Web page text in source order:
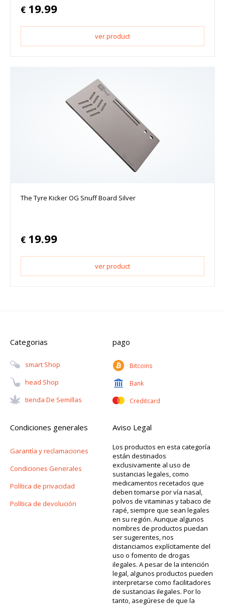
€ 19.99
ver product
The Tyre Kicker OG Snuff Board Silver
€ 19.99
ver product
Categorias
Smart Shop
Head Shop
Tienda De Semillas
pago
Bitcoins
Bank
Creditcard
Condiciones generales
Garantía y reclamaciones
Condiciones Generales
Política de privacidad
Política de devolución
Aviso Legal
Los productos en esta categoría
están destinados
exclusivamente al uso de
sustancias legales, como
medicamentos recetados que
deben tomarse por vía nasal,
polvos de vitaminas y tabaco de
rapé, siempre que sean legales
en su región. Aunque algunos
nombres de productos puedan
ser sugerentes, nos
distanciamos explícitamente del
uso o fomento de drogas
ilegales. A pesar de la intención
legal, algunos productos pueden
interpretarse como facilitadores
de sustancias ilegales. Por lo
tanto, asegúrese de que la